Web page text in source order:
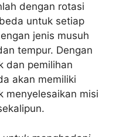
dengan rotasi
untuk setiap
jenis musuh
tempur. Dengan
dan pemilihan
akan memiliki
menyelesaikan misi